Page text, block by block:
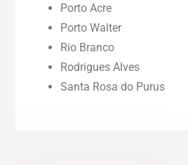
Rondônia (RO)
Roraima (RR)
Porto Acre
Porto Walter
Rio Branco
Rodrigues Alves
Santa Rosa do Purus